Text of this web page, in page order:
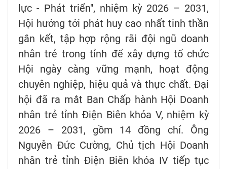
lực - Phát triển", nhiệm kỳ 2026 – 2031,
Hội hướng tới phát huy cao nhất tinh thần
gắn kết, tập hợp rộng rãi đội ngũ doanh
nhân trẻ trong tỉnh để xây dựng tổ chức
Hội ngày càng vững mạnh, hoạt động
chuyên nghiệp, hiệu quả và thực chất. Đại
hội đã ra mắt Ban Chấp hành Hội Doanh
nhân trẻ tỉnh Điện Biên khóa V, nhiệm kỳ
2026 – 2031, gồm 14 đồng chí. Ông
Nguyễn Đức Cường, Chủ tịch Hội Doanh
nhân trẻ tỉnh Điện Biên khóa IV tiếp tục